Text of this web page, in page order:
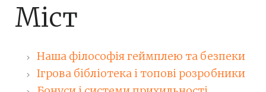
Міст
Наша філософія геймплею та безпеки
Ігрова бібліотека і топові розробники